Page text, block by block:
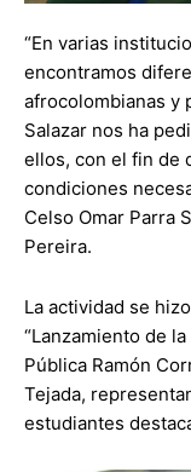
“En varias
encontramos
afrocolombianas y
Salazar nos ha
ellos, con el fin de
condiciones
Celso Omar Parra
Pereira.
La actividad se
“Lanzamiento de
Pública Ramón
Tejada,
estudiantes